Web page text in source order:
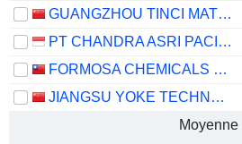
GUANGZHOU TINCI MATERIALS TECHNOLOGY CO., LTD.
PT CHANDRA ASRI PACIFIC TBK
FORMOSA CHEMICALS & FIBRE CORPORATION
JIANGSU YOKE TECHNOLOGY CO., LTD.
Moyenne